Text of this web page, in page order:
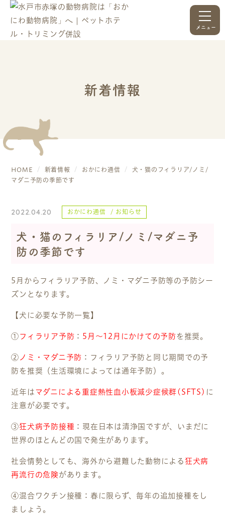
メニュー
新着情報
HOME 新着情報 おかにわ通信
犬・猫のフィラリア/ノミ/
マダニ予防の季節です
2022.04.20 おかにわ通信 お知らせ
犬・猫のフィラリア/ノミ/マダニ予
防の季節です
5月からフィラリア予防、ノミ・マダニ予防等の予防シー
ズンとなります。
【犬に必要な予防一覧】
①フィラリア予防 ： 5月～12月にかけての予防を推奨。
②ノミ・マダニ予防 ：フィラリア予防と同じ期間での予
防を推奨（生活環境によっては通年予防）。
近年はマダニによる重症熱性血小板減少症候群(SFTS) に
注意が必要です。
③狂犬病予防接種 ：現在日本は清浄国ですが、いまだに
世界のほとんどの国で発生があります。
社会情勢としても、海外から避難した動物による 狂犬病
再流行の危険があります。
④混合ワクチン接種：春に限らず、毎年の追加接種をし
ましょう。